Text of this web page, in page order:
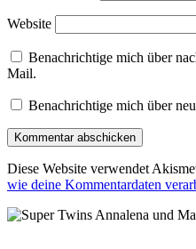
Website
Benachrichtige mich über
Mail.
Benachrichtige mich über
Diese Website verwendet
wie deine Kommentardaten